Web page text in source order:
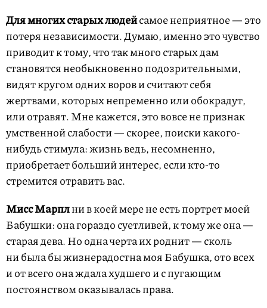
Для многих старых людейсамое неприятное — это
потеря независимости. Думаю, именно это чувство
приводит к тому, что так много старых дам
становятся необыкновенно подозрительными,
видят кругом одних воров и считают себя
жертвами, которых непременно или обокрадут,
или отравят. Мне кажется, это вовсе не признак
умственной слабости — скорее, поиски какого-
нибудь стимула: жизнь ведь, несомненно,
приобретает больший интерес, если кто-то
стремится отравить вас.
Мисс Марплни в коей мере не есть портрет моей
Бабушки: она гораздо суетливей, к тому же она —
старая дева. Но одна черта их роднит — сколь
ни была бы жизнерадостна моя Бабушка, ото всех
и от всего она ждала худшего и с пугающим
постоянством оказывалась права.